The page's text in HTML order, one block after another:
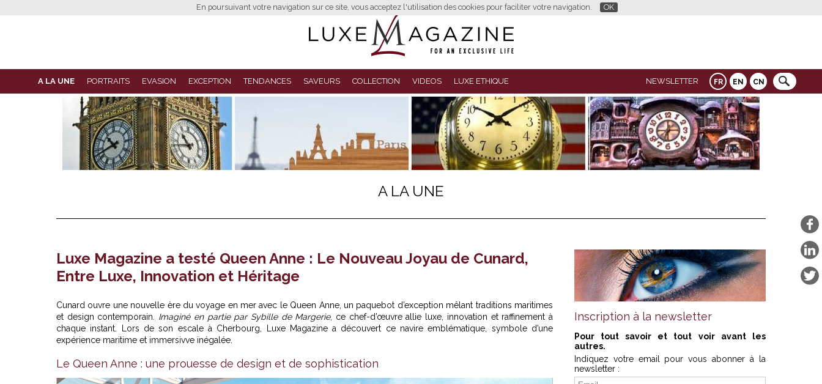
En poursuivant votre navigation sur ce site, vous acceptez l'utilisation des cookies pour faciliter votre navigation. OK
FR EN CN
A LA UNE PORTRAITS EVASION EXCEPTION TENDANCES SAVEURS COLLECTION VIDEOS LUXE ETHIQUE NEWSLETTER
A LA UNE
Luxe Magazine a testé Queen Anne : Le Nouveau Joyau de Cunard,
Entre Luxe, Innovation et Héritage
Cunard ouvre une nouvelle ère du voyage en mer avec le Queen Anne, un paquebot d’exception mêlant traditions maritimes
et design contemporain. Imaginé en partie par Sybille de Margerie, ce chef-d’œuvre allie luxe, innovation et raffinement à
chaque instant. Lors de son escale à Cherbourg, Luxe Magazine a découvert ce navire emblématique, symbole d’une
expérience maritime et immersivve inégalée.
Le Queen Anne : une prouesse de design et de sophistication
Inscription à la newsletter
Pour tout savoir et tout voir avant les
autres.
Indiquez votre email pour vous abonner à la
newsletter :